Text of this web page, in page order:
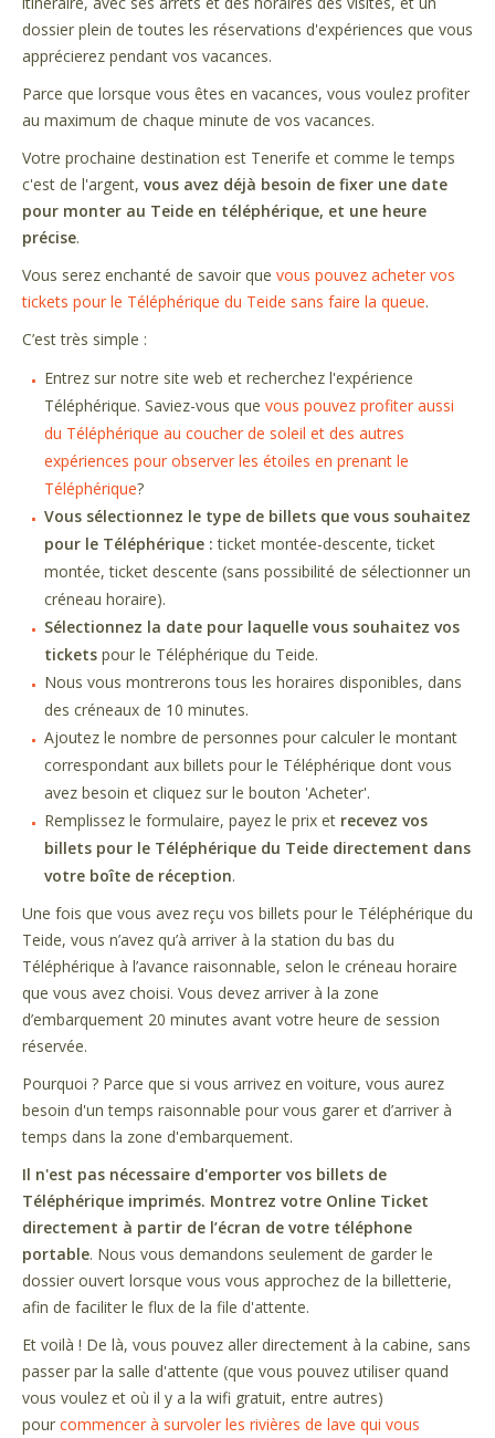
dossier plein de toutes les réservations d'expériences que vous
apprécierez pendant vos vacances.
Parce que lorsque vous êtes en vacances, vous voulez profiter
au maximum de chaque minute de vos vacances.
Votre prochaine destination est Tenerife et comme le temps
c'est de l'argent, vous avez déjà besoin de fixer une date
pour monter au Teide en téléphérique, et une heure
précise.
Vous serez enchanté de savoir que vous pouvez acheter vos
tickets pour le Téléphérique du Teide sans faire la queue.
C’est très simple :
Entrez sur notre site web et recherchez l'expérience
Téléphérique. Saviez-vous que vous pouvez profiter aussi
du Téléphérique au coucher de soleil et des autres
expériences pour observer les étoiles en prenant le
Téléphérique?
Vous sélectionnez le type de billets que vous souhaitez
pour le Téléphérique : ticket montée-descente, ticket
montée, ticket descente (sans possibilité de sélectionner un
créneau horaire).
Sélectionnez la date pour laquelle vous souhaitez vos
tickets pour le Téléphérique du Teide.
Nous vous montrerons tous les horaires disponibles, dans
des créneaux de 10 minutes.
Ajoutez le nombre de personnes pour calculer le montant
correspondant aux billets pour le Téléphérique dont vous
avez besoin et cliquez sur le bouton 'Acheter'.
Remplissez le formulaire, payez le prix et recevez vos
billets pour le Téléphérique du Teide directement dans
votre boîte de réception.
Une fois que vous avez reçu vos billets pour le Téléphérique du
Teide, vous n’avez qu’à arriver à la station du bas du
Téléphérique à l’avance raisonnable, selon le créneau horaire
que vous avez choisi. Vous devez arriver à la zone
d’embarquement 20 minutes avant votre heure de session
réservée.
Pourquoi ? Parce que si vous arrivez en voiture, vous aurez
besoin d'un temps raisonnable pour vous garer et d’arriver à
temps dans la zone d'embarquement.
Il n'est pas nécessaire d'emporter vos billets de
Téléphérique imprimés. Montrez votre Online Ticket
directement à partir de l’écran de votre téléphone
portable. Nous vous demandons seulement de garder le
dossier ouvert lorsque vous vous approchez de la billetterie,
afin de faciliter le flux de la file d'attente.
Et voilà ! De là, vous pouvez aller directement à la cabine, sans
passer par la salle d'attente (que vous pouvez utiliser quand
vous voulez et où il y a la wifi gratuit, entre autres)
pour commencer à survoler les rivières de lave qui vous